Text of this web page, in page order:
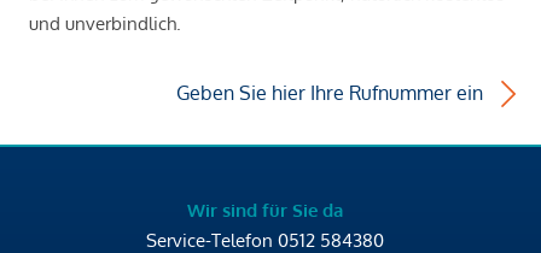
und unverbindlich.
Geben Sie hier Ihre Rufnummer ein
Wir sind für Sie da
Service-Telefon 0512 584380